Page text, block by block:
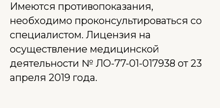
Имеются противопоказания,
необходимо проконсультироваться со
специалистом. Лицензия на
осуществление медицинской
деятельности № ЛО-77-01-017938 от 23
апреля 2019 года.